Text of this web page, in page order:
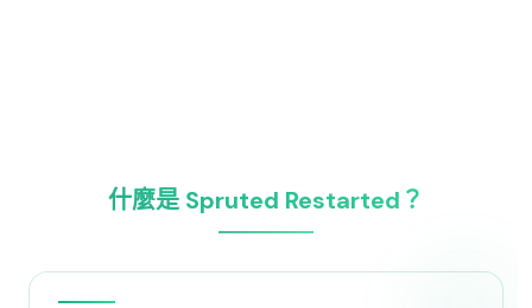
什麼是 Spruted Restarted？